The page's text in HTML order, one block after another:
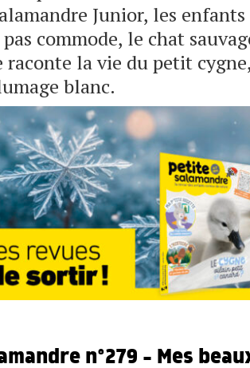
Junior, les
commode, le chat
raconte la vie du petit
blanc.
n°279 - Mes